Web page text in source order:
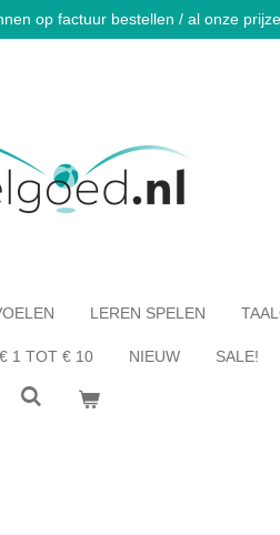
op factuur bestellen / al onze
LEREN SPELEN
€ 1 TOT € 10 NIEUW SALE!